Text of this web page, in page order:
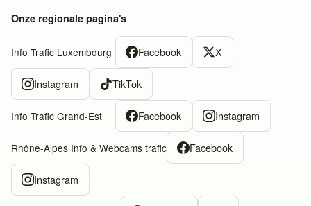
Onze regionale pagina's
Info Trafic Luxembourg Facebook X
Instagram TikTok
Info Trafic Grand-Est Facebook Instagram
Rhône-Alpes Info & Webcams trafic Facebook
Instagram